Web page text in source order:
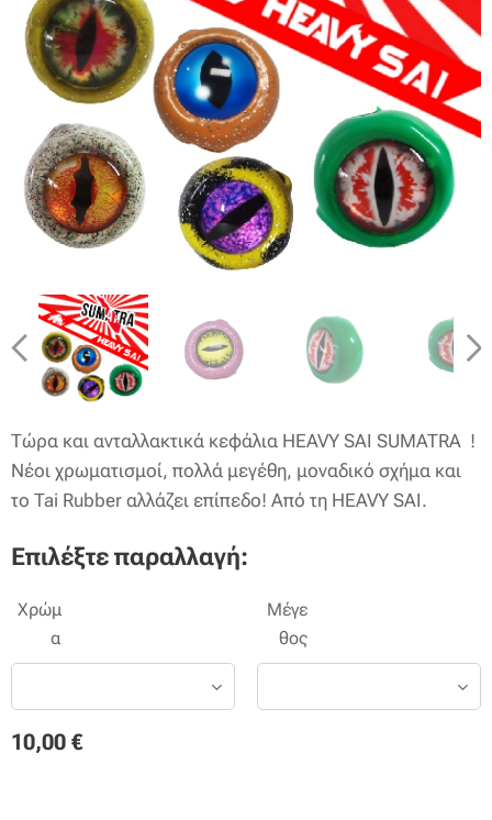
Τώρα και ανταλλακτικά κεφάλια HEAVY SAI SUMATRA !
Νέοι χρωματισμοί, πολλά μεγέθη, μοναδικό σχήμα και
το Tai Rubber αλλάζει επίπεδο! Από τη HEAVY SAI.
Επιλέξτε παραλλαγή:
Χρώμ
α
Μέγε
θος
10,00 €